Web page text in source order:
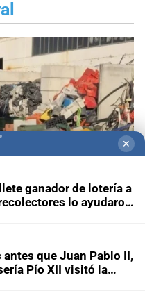
tiró su billete
y los recolectores
✕
ganador de lotería a
lo ayudaron
que Juan Pablo II,
Pío XII visitó la